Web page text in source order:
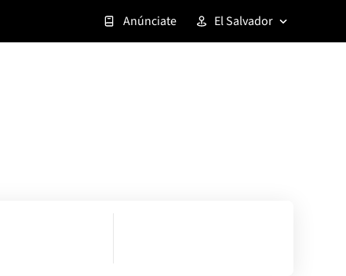
Anúnciate El Salvador